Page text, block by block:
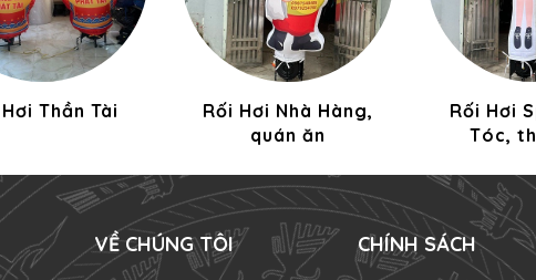
Thần Tài
Rối Hơi Nhà Hàng,
quán ăn
Rối Hơi
Tóc,
VỀ CHÚNG TÔI CHÍNH SÁCH